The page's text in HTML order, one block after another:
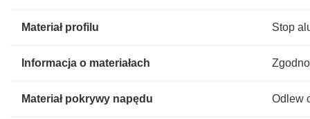
Materiał profilu Stop
Informacja o materiałach
Materiał pokrywy napędu Odlew